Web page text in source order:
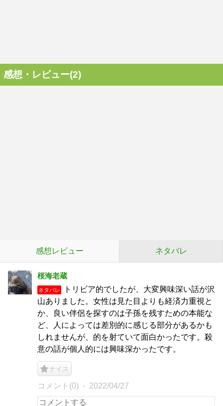
感想・レビュー(2)
感想レビュー ネタバレ
桜海老蔵
ネタバレ
トリビア的でしたが、大変興味深い話が沢
山ありました。女性は見た目よりも経済力重視と
か、良い伴侶を探すのは子孫を残すための本能な
ど、人によっては差別的に感じる部分があるかも
しれませんが、的を射ていて面白かったです。殺
意の話が個人的には興味深かったです。
ナイス
コメント(0) 2022/04/27